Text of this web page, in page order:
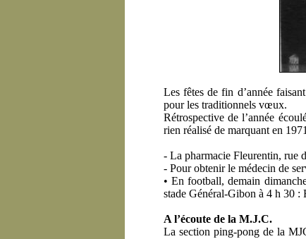
Les fêtes de fin d’année
pour les traditionnels vœux.
Rétrospective de l’année
rien réalisé de marquant en
- La pharmacie Fleurentin, rue
- Pour obtenir le médecin de
• En football, demain
stade Général-Gibon à 4 h 30
A l’écoute de la M.J.C.
La section ping-pong de la